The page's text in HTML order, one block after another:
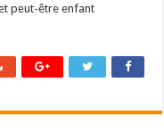
peut-être enfant